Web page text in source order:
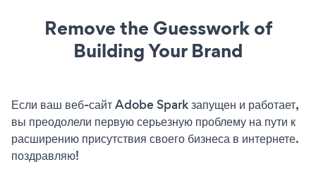
Remove the Guesswork of
Building Your Brand
Если ваш веб-сайт Adobe Spark запущен и работает,
вы преодолели первую серьезную проблему на пути к
расширению присутствия своего бизнеса в интернете.
поздравляю!